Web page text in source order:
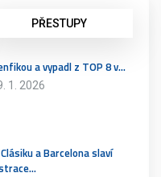
PŘESTUPY
a vypadl z TOP 8 v…
1. 2026
a Barcelona slaví